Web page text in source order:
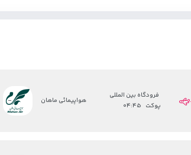
فرودگاه بین المللی
پوکت ۰۴:۴۵
هواپیمائی ماهان -